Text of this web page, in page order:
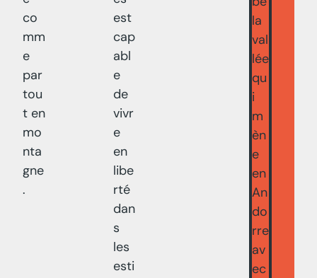
co
mm
e
par
tou
t en
mo
nta
gne
.
est
cap
abl
e
de
vivr
e
en
libe
rté
dan
s
les
esti
la
val
lée
qu
i
m
èn
e
en
An
do
rre
av
ec